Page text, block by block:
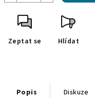
Zeptat se Hlídat
Popis Diskuze